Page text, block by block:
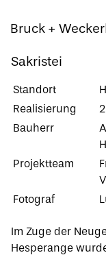
Bruck +
Sakristei
Standort
Realisierung
Bauherr
Projektteam
Fotograf
Im Zuge der
Hesperange